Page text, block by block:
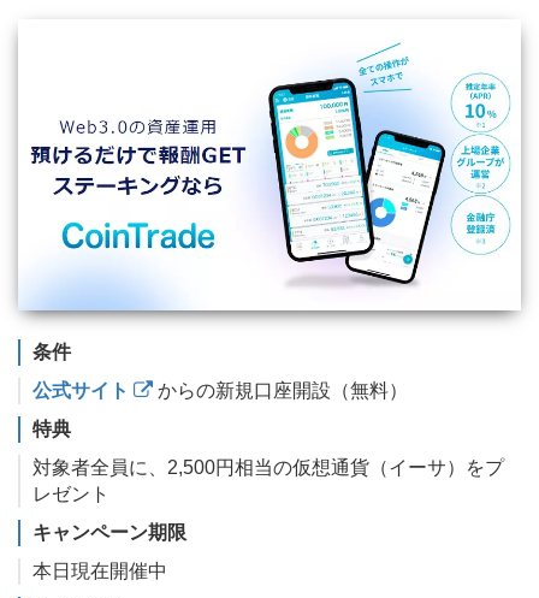
条件
公式サイト
からの新規口座開設（無料）
特典
対象者全員に、2,500円相当の仮想通貨（イーサ）をプ
レゼント
キャンペーン期限
本日現在開催中